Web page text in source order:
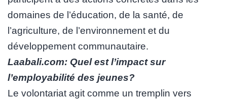
domaines de l’éducation, de la santé, de
l’agriculture, de l’environnement et du
développement communautaire.
Laabali.com: Quel est l’impact sur
l’employabilité des jeunes?
Le volontariat agit comme un tremplin vers